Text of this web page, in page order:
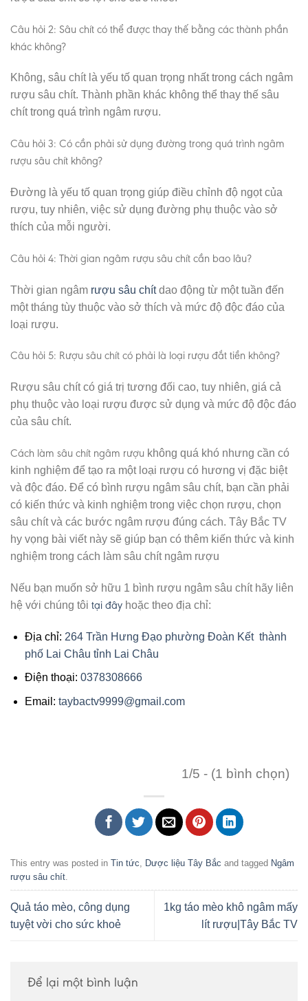
Câu hỏi 2: Sâu chít có thể được thay thế bằng các thành phần
khác không?
Không, sâu chít là yếu tố quan trọng nhất trong cách ngâm
rượu sâu chít. Thành phần khác không thể thay thế sâu
chít trong quá trình ngâm rượu.
Câu hỏi 3: Có cần phải sử dụng đường trong quá trình ngâm
rượu sâu chít không?
Đường là yếu tố quan trọng giúp điều chỉnh độ ngọt của
rượu, tuy nhiên, việc sử dụng đường phụ thuộc vào sở
thích của mỗi người.
Câu hỏi 4: Thời gian ngâm rượu sâu chít cần bao lâu?
Thời gian ngâm rượu sâu chítdao động từ một tuần đến
một tháng tùy thuộc vào sở thích và mức độ độc đáo của
loại rượu.
Câu hỏi 5: Rượu sâu chít có phải là loại rượu đắt tiền không?
Rượu sâu chít có giá trị tương đối cao, tuy nhiên, giá cả
phụ thuộc vào loại rượu được sử dụng và mức độ độc đáo
của sâu chít.
Cách làm sâu chít ngâm rượu không quá khó nhưng cần có
kinh nghiệm để tạo ra một loại rượu có hương vị đặc biệt
và độc đáo. Để có bình rượu ngâm sâu chít, bạn cần phải
có kiến thức và kinh nghiệm trong việc chọn rượu, chọn
sâu chít và các bước ngâm rượu đúng cách. Tây Bắc TV
hy vọng bài viết này sẽ giúp bạn có thêm kiến thức và kinh
nghiệm trong cách làm sâu chít ngâm rượu
Nếu bạn muốn sở hữu 1 bình rượu ngâm sâu chít hãy liên
hệ với chúng tôi tại đây hoặc theo địa chỉ:
Địa chỉ: 264 Trần Hưng Đạo phường Đoàn Kết thành
phố Lai Châu tỉnh Lai Châu
Điện thoại: 0378308666
Email: taybactv9999@gmail.com
1/5 - (1 bình chọn)
This entry was posted in Tin tức, Dược liệu Tây Bắc and tagged Ngâm
rượu sâu chít.
Quả táo mèo, công dụng
tuyệt vời cho sức khoẻ
1kg táo mèo khô ngâm mấy
lít rượu|Tây Bắc TV
Để lại một bình luận